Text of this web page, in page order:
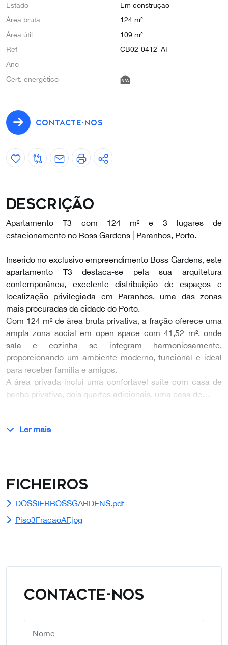
Estado
Em construção
Área bruta
124 m²
Área útil
109 m²
Ref
CB02-0412_AF
Ano
Cert. energético
CONTACTE-NOS
Descrição
Apartamento T3 com 124 m² e 3 lugares de
estacionamento no Boss Gardens | Paranhos, Porto.
Inserido no exclusivo empreendimento Boss Gardens, este
apartamento T3 destaca-se pela sua arquitetura
contemporânea, excelente distribuição de espaços e
localização privilegiada em Paranhos, uma das zonas
mais procuradas da cidade do Porto.
Com 124 m² de área bruta privativa, a fração oferece uma
ampla zona social em open space com 41,52 m², onde
sala e cozinha se integram harmoniosamente,
proporcionando um ambiente moderno, funcional e ideal
para receber família e amigos.
A área privada inclui uma confortável suíte com casa de
banho privativa, dois quartos adicionais, uma casa de…
Ler mais
Ficheiros
DOSSIERBOSSGARDENS.pdf
Piso3FracaoAF.jpg
CONTACTE-NOS